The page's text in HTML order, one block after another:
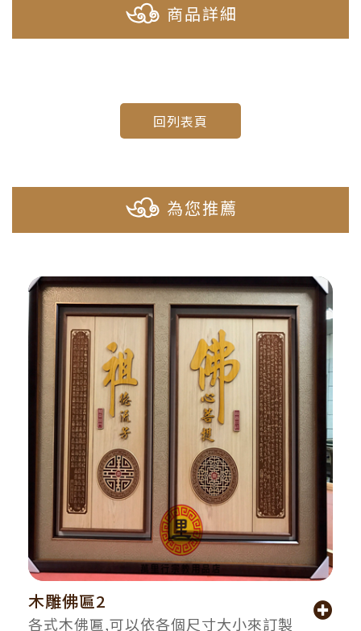
商品詳細
回列表頁
為您推薦
木雕佛匾2
各式木佛匾,可以依各個尺寸大小來訂製